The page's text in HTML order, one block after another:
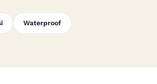
Waterproof